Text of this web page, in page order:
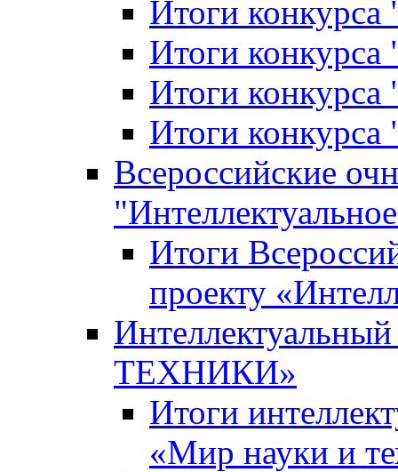
Итоги
Итоги конкурса
Итоги
Итоги
Всероссийские
Итоги
проекту
ТЕХНИКИ»
Итоги
«Мир науки и